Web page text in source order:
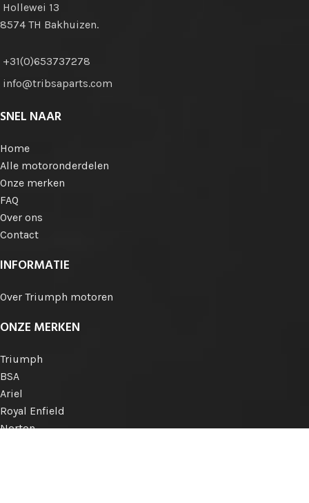
Hollewei 13
8574 TH Bakhuizen.
+31(0)653737278
info@tribsaparts.com
SNEL NAAR
Home
Alle motoronderdelen
Onze merken
FAQ
Over ons
Contact
INFORMATIE
Over Triumph motoren
ONZE MERKEN
Triumph
BSA
Ariel
Royal Enfield
Norton